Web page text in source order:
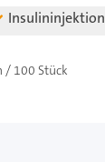
Insulininjektion
/ 100 Stück